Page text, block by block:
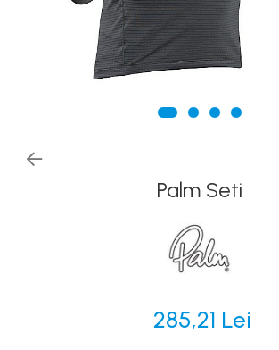
Produse cu reducere
Veste de salvare
Padele de tură și de mare
Jachete impermeabile
Palm Seti
285,21 Lei